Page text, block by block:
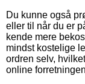
Du kunne også
eller til når du er
kende mere
mindst kostelige
ordren selv,
online